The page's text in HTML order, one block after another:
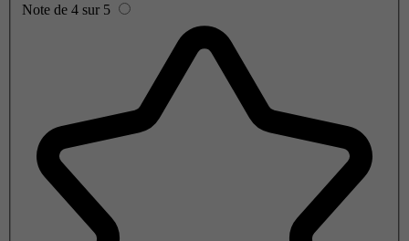
Note de 4 sur 5